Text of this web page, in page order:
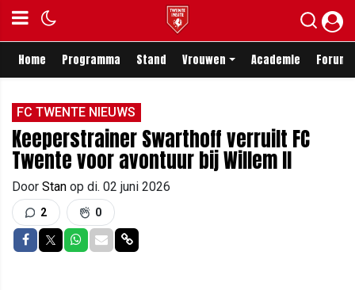
Home Programma Stand Vrouwen Academie Forum
FC TWENTE NIEUWS
Keeperstrainer Swarthoff verruilt FC
Twente voor avontuur bij Willem II
Door Stan op di. 02 juni 2026
2 0
Delen op Facebook
Delen op Twitter
Delen op Whatsapp
Delen via Mail
Delen via link